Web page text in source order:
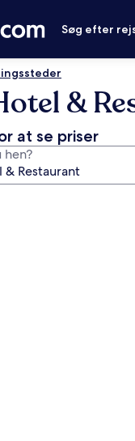
Søg efter
&
at se priser
hen?